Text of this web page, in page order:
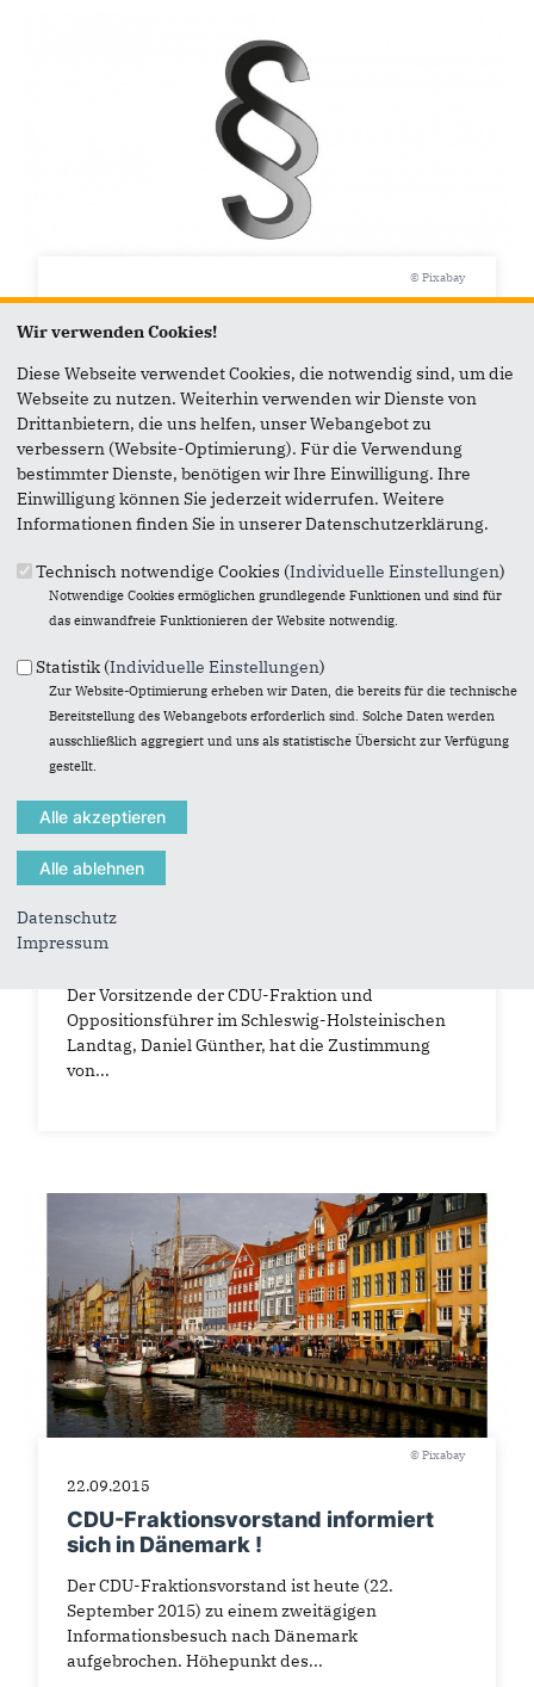
© Pixabay
01.10.2015
Wann gibt es in Schleswig-Holstein
spätestens Baurecht?
Der Vorsitzende der CDU-Fraktion und
Oppositionsführer im Schleswig-Holsteinischen
Landtag, Daniel Günther, hat Verkehrsminister
Reinhard Meyer...
Albig muss alle Vereinbarungen des
Flüchtlingsgipfels einhalten!
Der Vorsitzende der CDU-Fraktion und
Oppositionsführer im Schleswig-Holsteinischen
Landtag, Daniel Günther, hat die Zustimmung
von...
© Pixabay
22.09.2015
CDU-Fraktionsvorstand informiert
sich in Dänemark !
Der CDU-Fraktionsvorstand ist heute (22.
September 2015) zu einem zweitägigen
Informationsbesuch nach Dänemark
aufgebrochen. Höhepunkt des...
Wir verwenden Cookies!
Diese Webseite verwendet Cookies, die notwendig sind, um die
Webseite zu nutzen. Weiterhin verwenden wir Dienste von
Drittanbietern, die uns helfen, unser Webangebot zu
verbessern (Website-Optimierung). Für die Verwendung
bestimmter Dienste, benötigen wir Ihre Einwilligung. Ihre
Einwilligung können Sie jederzeit widerrufen. Weitere
Informationen finden Sie in unserer Datenschutzerklärung.
Technisch notwendige Cookies (Individuelle Einstellungen)
Notwendige Cookies ermöglichen grundlegende Funktionen und sind für
das einwandfreie Funktionieren der Website notwendig.
Statistik (Individuelle Einstellungen)
Zur Website-Optimierung erheben wir Daten, die bereits für die technische
Bereitstellung des Webangebots erforderlich sind. Solche Daten werden
ausschließlich aggregiert und uns als statistische Übersicht zur Verfügung
gestellt.
Datenschutz
Impressum